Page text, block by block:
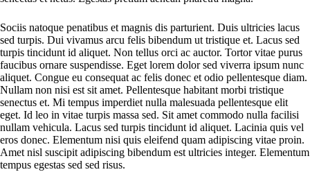
Sociis natoque penatibus et magnis dis parturient. Duis ultricies lacus
sed turpis. Dui vivamus arcu felis bibendum ut tristique et. Lacus sed
turpis tincidunt id aliquet. Non tellus orci ac auctor. Tortor vitae purus
faucibus ornare suspendisse. Eget lorem dolor sed viverra ipsum nunc
aliquet. Congue eu consequat ac felis donec et odio pellentesque diam.
Nullam non nisi est sit amet. Pellentesque habitant morbi tristique
senectus et. Mi tempus imperdiet nulla malesuada pellentesque elit
eget. Id leo in vitae turpis massa sed. Sit amet commodo nulla facilisi
nullam vehicula. Lacus sed turpis tincidunt id aliquet. Lacinia quis vel
eros donec. Elementum nisi quis eleifend quam adipiscing vitae proin.
Amet nisl suscipit adipiscing bibendum est ultricies integer. Elementum
tempus egestas sed sed risus.